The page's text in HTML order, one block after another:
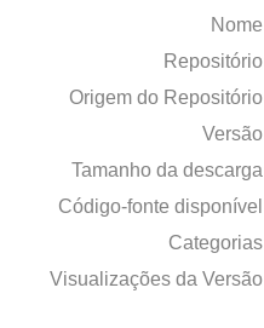
Nome
Repositório
Origem do Repositório
Versão
Tamanho da descarga
Código-fonte disponível
Categorias
Visualizações da Versão